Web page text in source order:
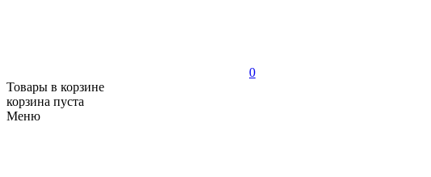
0
Товары в корзине
корзина пуста
Меню